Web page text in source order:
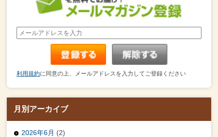
利用規約に同意の上、メールアドレスを入力してご登録ください
月別アーカイブ
2026年6月 (2)